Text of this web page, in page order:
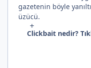
gazetenin böyle
üzücü.
Clickbait nedir?